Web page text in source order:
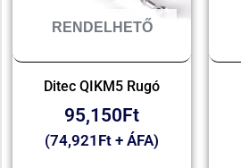
RENDELHETŐ
Ditec QIKM5 Rugó
95,150Ft
(74,921 Ft + ÁFA)